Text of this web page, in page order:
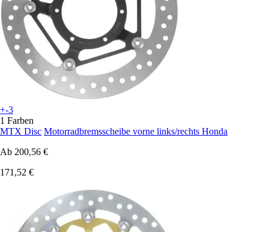
+-3
1 Farben
MTX Disc Motorradbremsscheibe vorne links/rechts Honda
Ab 200,56 €
171,52 €